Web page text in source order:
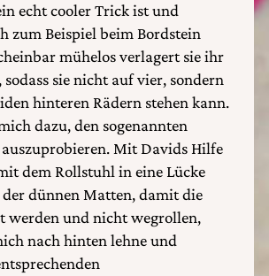
echt cooler Trick ist und
zum Beispiel beim Bordstein
mühelos verlagert sie ihr
sie nicht auf vier, sondern
hinteren Rädern stehen kann.
dazu, den sogenannten
Mit Davids Hilfe
dem Rollstuhl in eine Lücke
dünnen Matten, damit die
werden und nicht wegrollen,
nach hinten lehne und